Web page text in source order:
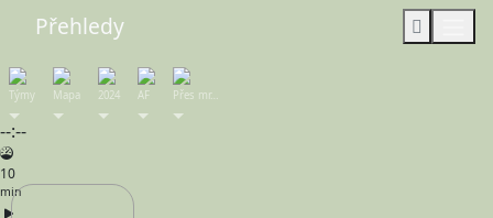
Přehledy
Týmy Mapa 2024 AF Přes mr…
--:--
10
min